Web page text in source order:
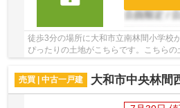
徒歩3分の場所に大和市立南林間小学校
ぴったりの土地がこちらです。こちら
売買 | 中古一戸建
大和市中央林間西3